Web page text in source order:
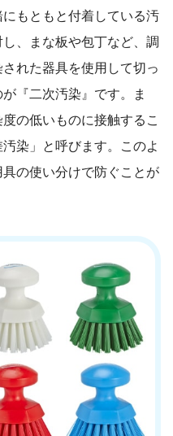
もともと付着している汚
、まな板や包丁など、調
れた器具を使用して切っ
『二次汚染』です。ま
の低いものに接触するこ
染」と呼びます。このよ
の使い分けで防ぐことが